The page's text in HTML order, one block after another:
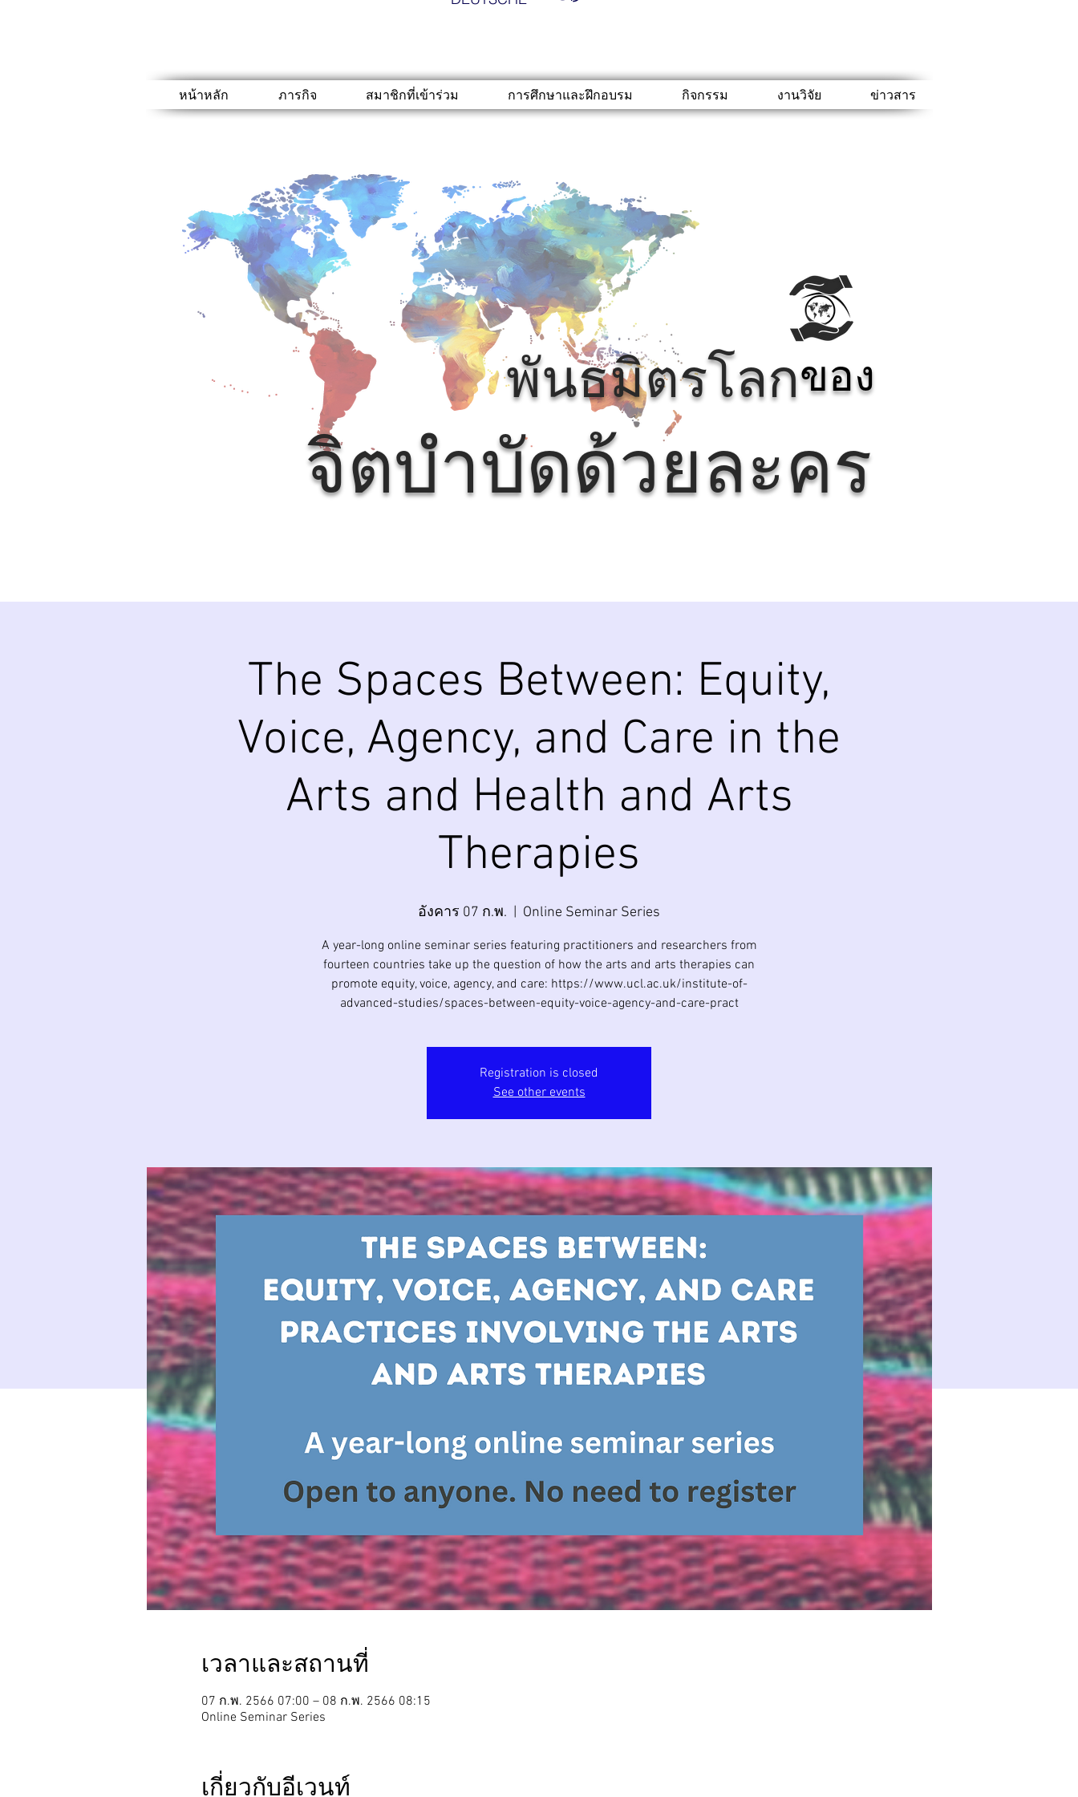
หน้าหลัก ภารกิจ สมาชิกที่เข้าร่วม การศึกษาและฝึกอบรม กิจกรรม งานวิจัย ข่าวสาร
พันธมิตรโลกของ
จิตบำบัดด้วยละคร
The Spaces Between: Equity,
Voice, Agency, and Care in the
Arts and Health and Arts
Therapies
อังคาร 07 ก.พ. Online Seminar Series
A year-long online seminar series featuring practitioners and researchers from
fourteen countries take up the question of how the arts and arts therapies can
promote equity, voice, agency, and care: https://www.ucl.ac.uk/institute-of-
advanced-studies/spaces-between-equity-voice-agency-and-care-pract
Registration is closed
See other events
เวลาและสถานที่
07 ก.พ. 2566 07:00 – 08 ก.พ. 2566 08:15
Online Seminar Series
เกี่ยวกับอีเวนท์